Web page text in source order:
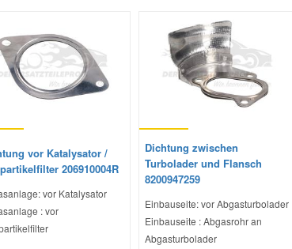
vor Katalysator /
206910004R
vor Katalysator
: vor
Dichtung zwischen
Turbolader und Flansch
8200947259
Einbauseite: vor Abgasturbolader
Einbauseite : Abgasrohr an
Abgasturbolader